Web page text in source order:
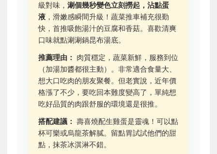
級對味， 涮個幾秒變色立刻撈起，沾點蛋
液 ，滑嫩感瞬間升級！蔬菜推車補充很勤
快，首推吸飽湯汁的豆腐和香菇。喜歡清爽
口味就點涮涮鍋昆布湯底。
推薦理由： 肉質穩定，蔬菜新鮮，服務到位
（加湯加醬都很主動）。非常適合食量大、
想大口吃肉的朋友聚餐。但老實說，近年價
格漲了不少，要吃回本難度變高了，單純想
吃好品質的肉跟舒服的環境還是很推。
搭配建議： 壽喜燒配生雞蛋是靈魂！可以點
杯可樂或烏龍茶解膩。留點胃試試他們的甜
點，抹茶冰淇淋不錯。